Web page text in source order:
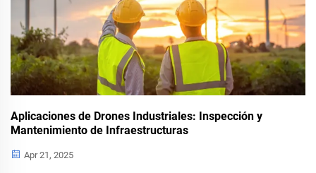
Aplicaciones de Drones Industriales: Inspección y
Mantenimiento de Infraestructuras
Apr 21, 2025